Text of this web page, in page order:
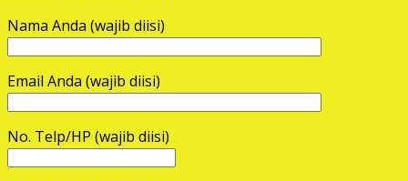
Nama Anda (wajib diisi)
Email Anda (wajib diisi)
No. Telp/HP (wajib diisi)